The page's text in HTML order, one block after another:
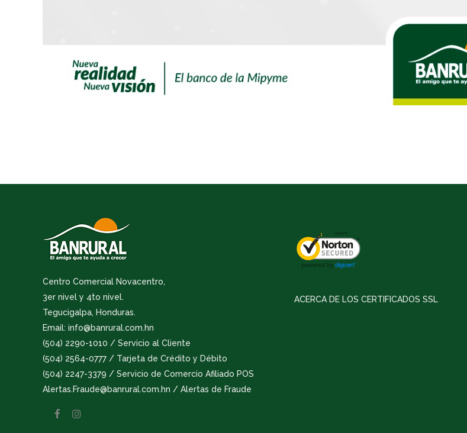
Centro Comercial Novacentro,
3er nivel y 4to nivel.
Tegucigalpa, Honduras.
Email: info@banrural.com.hn
(504) 2290-1010 / Servicio al Cliente
(504) 2564-0777 / Tarjeta de Crédito y Débito
(504) 2247-3379 / Servicio de Comercio Afiliado POS
Alertas.Fraude@banrural.com.hn / Alertas de Fraude
ACERCA DE LOS CERTIFICADOS SSL